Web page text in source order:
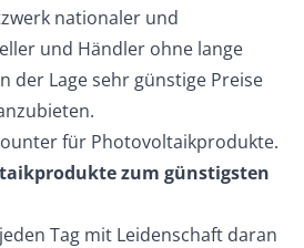
nationaler und
und Händler ohne lange
der Lage sehr günstige Preise
für Photovoltaikprodukte.
zum günstigsten
Tag mit Leidenschaft daran